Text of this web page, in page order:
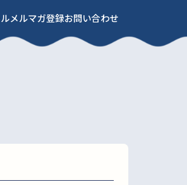
メルマガ登録お問い合わせ